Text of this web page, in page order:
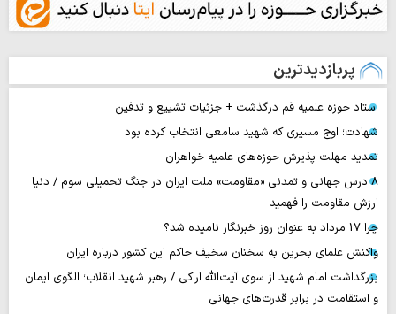
پربازدیدترین
استاد حوزه علمیه قم درگذشت + جزئیات تشییع و تدفین
شهادت؛ اوج مسیری که شهید سامعی انتخاب کرده بود
تمدید مهلت پذیرش حوزه‌های علمیه خواهران
۸ درس جهانی و تمدنی «مقاومت» ملت ایران در جنگ تحمیلی سوم / دنیا
ارزش مقاومت را فهمید
چرا 17 مرداد به عنوان روز خبرنگار نامیده شد؟
واکنش علمای بحرین به سخنان سخیف حاکم این کشور درباره ایران
بزرگداشت امام شهید از سوی آیت‌الله اراکی / رهبر شهید انقلاب؛ الگوی ایمان
و استقامت در برابر قدرت‌های جهانی